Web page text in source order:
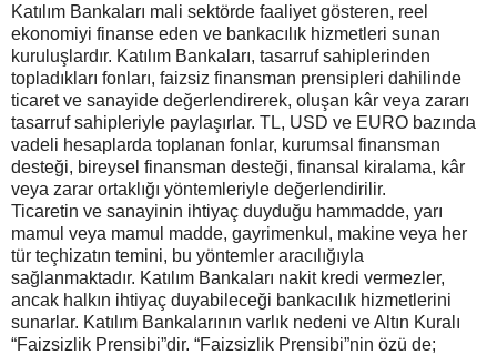
Katılım Bankaları mali sektörde faaliyet gösteren, reel
ekonomiyi finanse eden ve bankacılık hizmetleri sunan
kuruluşlardır. Katılım Bankaları, tasarruf sahiplerinden
topladıkları fonları, faizsiz finansman prensipleri dahilinde
ticaret ve sanayide değerlendirerek, oluşan kâr veya zararı
tasarruf sahipleriyle paylaşırlar. TL, USD ve EURO bazında
vadeli hesaplarda toplanan fonlar, kurumsal finansman
desteği, bireysel finansman desteği, finansal kiralama, kâr
veya zarar ortaklığı yöntemleriyle değerlendirilir.
Ticaretin ve sanayinin ihtiyaç duyduğu hammadde, yarı
mamul veya mamul madde, gayrimenkul, makine veya her
tür teçhizatın temini, bu yöntemler aracılığıyla
sağlanmaktadır. Katılım Bankaları nakit kredi vermezler,
ancak halkın ihtiyaç duyabileceği bankacılık hizmetlerini
sunarlar. Katılım Bankalarının varlık nedeni ve Altın Kuralı
“Faizsizlik Prensibi”dir. “Faizsizlik Prensibi”nin özü de;